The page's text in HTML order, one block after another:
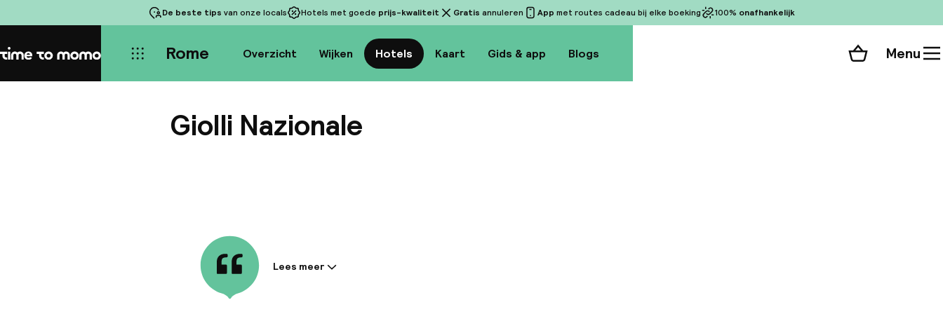
De beste tips van onze locals Hotels met goede prijs-kwaliteit Gratis annuleren App met routes cadeau bij elke boeking 100% onafhankelijk
Home Rome Overzicht Wijken Hotels Kaart Gids & app Blogs Winkelmand
Menu
Giolli Nazionale
Informatie gedeeld door de accommodatie:
Lees meer